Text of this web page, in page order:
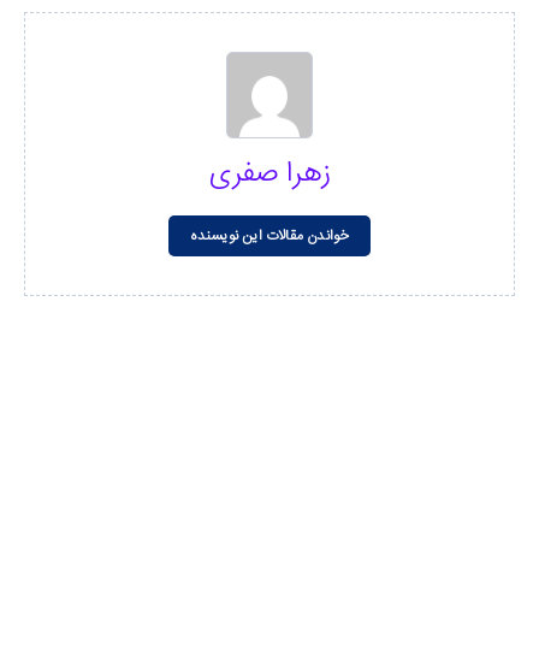
زهرا صفری
خواندن مقالات این نویسنده